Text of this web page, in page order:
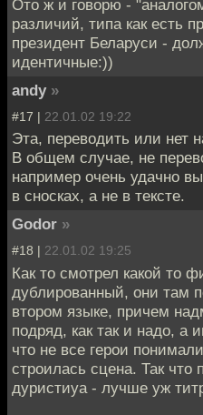
Ото ж и говорю -
различий, типа как есть
президент Беларуси -
идентичные:))
andy »
#17 | 22.01.02 19:22
Эта, переводить или нет
В общем случае, не
например очень удачно
в сносках, а не в тексте.
Godor »
#18 | 22.01.02 19:25
Как то смотрел какой то
дублированный, они там
втором языке, причем
подряд, как так и надо, а
что не все герои
строилась сцена. Так что
дуристиуа - лучше уж